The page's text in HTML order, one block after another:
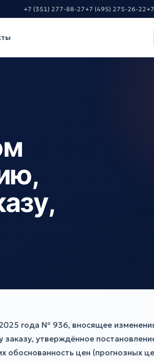
+7 (351) 277-88-27+7 (495) 275-26-22
года № 936, вносящее
утверждённое
цен (прогнозных